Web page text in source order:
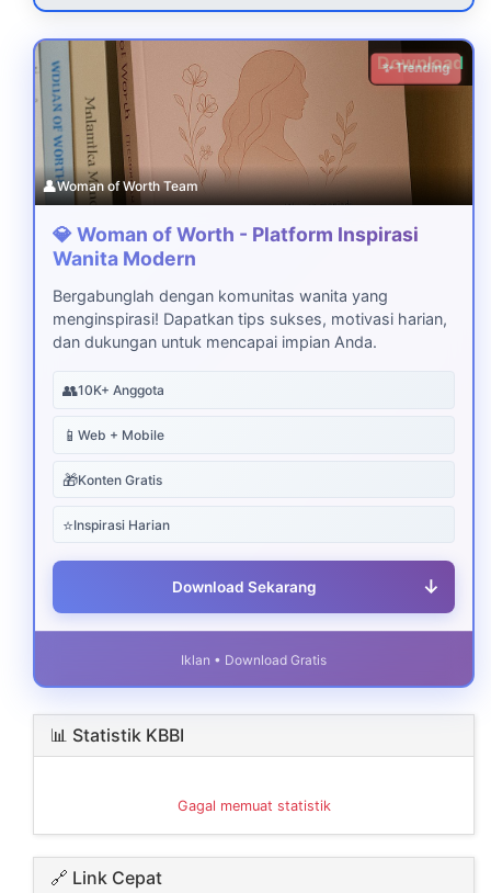
Download
✨ Trending
👤Woman of Worth Team
💎 Woman of Worth - Platform Inspirasi
Wanita Modern
Bergabunglah dengan komunitas wanita yang
menginspirasi! Dapatkan tips sukses, motivasi harian,
dan dukungan untuk mencapai impian Anda.
👥10K+ Anggota
📱 Web + Mobile
🎁Konten Gratis
⭐Inspirasi Harian
Download Sekarang ↓
Iklan • Download Gratis
📊 Statistik KBBI
Gagal memuat statistik
🔗 Link Cepat